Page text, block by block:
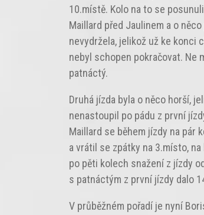
10.místě. Kolo na to se
Maillard před Jaulinem a o
nevydržela, jelikož už ke konci
nebyl schopen pokračovat. Ne
patnáctý.
Druhá jízda byla o něco horší,
nenastoupil po pádu z první
Maillard se během jízdy na pár
a vrátil se zpátky na 3.místo,
po pěti kolech snažení z jízdy
s patnáctým z první jízdy dalo
V průběžném pořadí je nyní